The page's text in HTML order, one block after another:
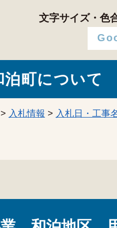
文字サイズ・色
泊町について
> 入札情報 > 入札日・工事